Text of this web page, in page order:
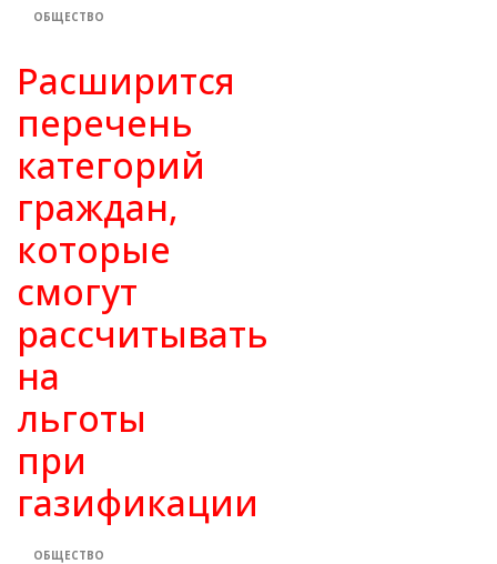
ОБЩЕСТВО
Расширится
перечень
категорий
граждан,
которые
смогут
рассчитывать
на
льготы
при
газификации
ОБЩЕСТВО